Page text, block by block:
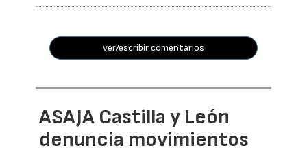
ver/escribir comentarios
ASAJA Castilla y León
denuncia movimientos